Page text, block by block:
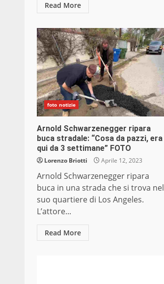
Read More
foto notizie
Arnold Schwarzenegger ripara
buca stradale: “Cosa da pazzi, era
qui da 3 settimane” FOTO
Lorenzo Briotti Aprile 12, 2023
Arnold Schwarzenegger ripara
buca in una strada che si trova nel
suo quartiere di Los Angeles.
L’attore...
Read More